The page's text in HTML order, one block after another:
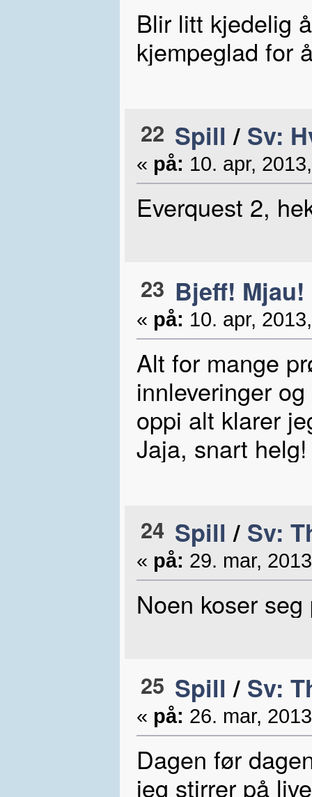
Blir litt kjedelig
kjempeglad for
22 Spill / Sv:
« på: 10. apr,
Everquest 2,
23 Bjeff! Mjau!
« på: 10. apr,
Alt for mange
innleveringer
oppi alt klarer
Jaja, snart
24 Spill / Sv:
« på: 29. mar,
Noen koser
25 Spill / Sv:
« på: 26. mar,
Dagen før
jeg stirrer på